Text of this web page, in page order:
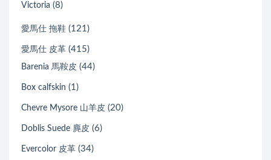
Victoria (8)
愛馬仕 拖鞋 (121)
愛馬仕 皮革 (415)
Barenia 馬鞍皮 (44)
Box calfskin (1)
Chevre Mysore 山羊皮 (20)
Doblis Suede 麂皮 (6)
Evercolor 皮革 (34)